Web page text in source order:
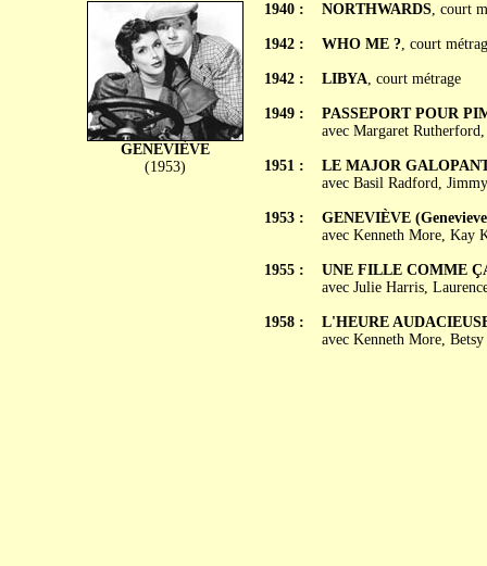
GENEVIÈVE
(1953)
1940 :
1942 :
1942 :
1949 :
1951 :
1953 :
1955 :
1958 :
NORTHWARDS, court
WHO ME ?, court
LIBYA, court métrage
PASSEPORT POUR
avec Margaret
LE MAJOR
avec Basil Radford,
GENEVIÈVE
avec Kenneth More, Kay
UNE FILLE COMME
avec Julie Harris,
L'HEURE
avec Kenneth More,